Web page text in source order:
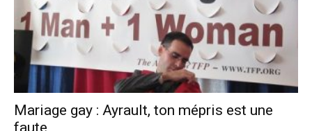
Mariage gay : Ayrault, ton mépris est une